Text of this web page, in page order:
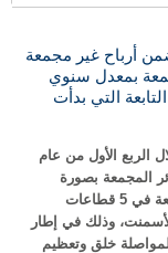
القلعة للربع الأول من عام 2013 تتضمن أرباح غير مجمعة
بمعدل سنوي
التي بدأت
الربع الأول من عام
المجمعة بصورة
ملحوظة، واستقرار إيرادات الشركات الاستثمارية التابعة في 5 قطاعات
وذلك في إطار
لمواصلة خلق وتعظيم